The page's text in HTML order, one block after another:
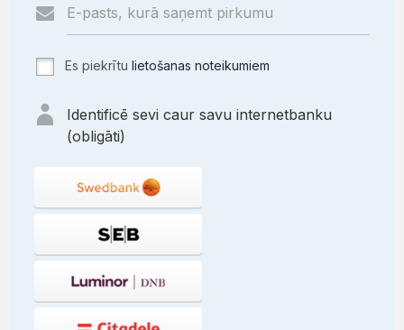
Es piekrītu lietošanas noteikumiem
Identificē sevi caur savu internetbanku
(obligāti)